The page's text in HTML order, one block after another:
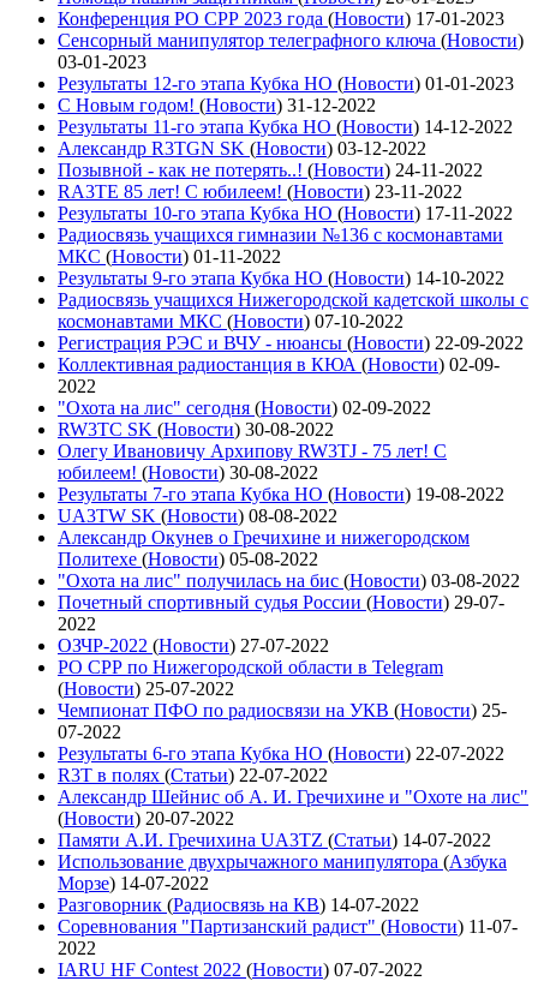
Конференция РО СРР 2023 года (Новости) 17-01-2023
Сенсорный манипулятор телеграфного ключа (Новости)
03-01-2023
Результаты 12-го этапа Кубка НО (Новости) 01-01-2023
С Новым годом! (Новости) 31-12-2022
Результаты 11-го этапа Кубка НО (Новости) 14-12-2022
Александр R3TGN SK (Новости) 03-12-2022
Позывной - как не потерять..! (Новости) 24-11-2022
RA3TE 85 лет! С юбилеем! (Новости) 23-11-2022
Результаты 10-го этапа Кубка НО (Новости) 17-11-2022
Радиосвязь учащихся гимназии №136 с космонавтами
МКС (Новости) 01-11-2022
Результаты 9-го этапа Кубка НО (Новости) 14-10-2022
Радиосвязь учащихся Нижегородской кадетской школы с
космонавтами МКС (Новости) 07-10-2022
Регистрация РЭС и ВЧУ - нюансы (Новости) 22-09-2022
Коллективная радиостанция в КЮА (Новости) 02-09-
2022
"Охота на лис" сегодня (Новости) 02-09-2022
RW3TC SK (Новости) 30-08-2022
Олегу Ивановичу Архипову RW3TJ - 75 лет! С
юбилеем! (Новости) 30-08-2022
Результаты 7-го этапа Кубка НО (Новости) 19-08-2022
UA3TW SK (Новости) 08-08-2022
Александр Окунев о Гречихине и нижегородском
Политехе (Новости) 05-08-2022
"Охота на лис" получилась на бис (Новости) 03-08-2022
Почетный спортивный судья России (Новости) 29-07-
2022
ОЗЧР-2022 (Новости) 27-07-2022
РО СРР по Нижегородской области в Telegram
(Новости) 25-07-2022
Чемпионат ПФО по радиосвязи на УКВ (Новости) 25-
07-2022
Результаты 6-го этапа Кубка НО (Новости) 22-07-2022
R3T в полях (Статьи) 22-07-2022
Александр Шейнис об А. И. Гречихине и "Охоте на лис"
(Новости) 20-07-2022
Памяти А.И. Гречихина UA3TZ (Статьи) 14-07-2022
Использование двухрычажного манипулятора (Азбука
Морзе) 14-07-2022
Разговорник (Радиосвязь на КВ) 14-07-2022
Соревнования "Партизанский радист" (Новости) 11-07-
2022
IARU HF Contest 2022 (Новости) 07-07-2022